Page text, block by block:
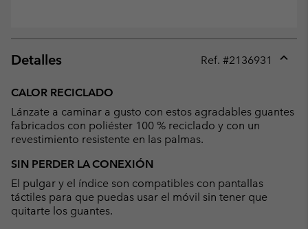
Detalles Ref. #2136931
CALOR RECICLADO
Lánzate a caminar a gusto con estos agradables guantes
fabricados con poliéster 100 % reciclado y con un
revestimiento resistente en las palmas.
SIN PERDER LA CONEXIÓN
El pulgar y el índice son compatibles con pantallas
táctiles para que puedas usar el móvil sin tener que
quitarte los guantes.